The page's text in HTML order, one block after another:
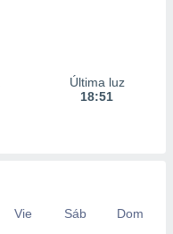
Última luz
18:51
Vie Sáb
Dom